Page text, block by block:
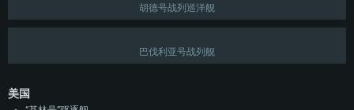
胡德号战列巡洋舰
巴伐利亚号战列舰
美国